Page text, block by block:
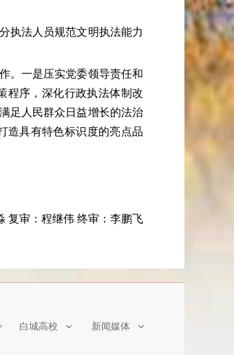
执法人员规范文明执法能力
。一是压实党委领导责任和
程序，深化行政执法体制改
足人民群众日益增长的法治
造具有特色标识度的亮点品
复审：程继伟 终审：李鹏飞
白城高校 新闻媒体